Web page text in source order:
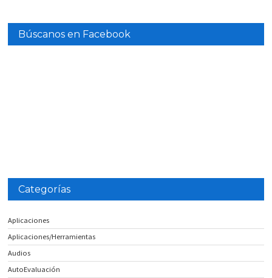
Búscanos en Facebook
Categorías
Aplicaciones
Aplicaciones/Herramientas
Audios
AutoEvaluación